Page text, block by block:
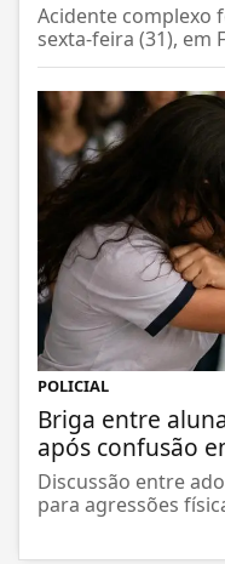
Acidente complexo
sexta-feira (31), em
POLICIAL
Briga entre
após confusão
Discussão entre
para agressões